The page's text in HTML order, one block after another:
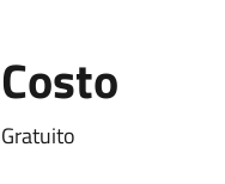
Costo
Gratuito